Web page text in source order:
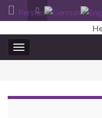
Toggle
search
form